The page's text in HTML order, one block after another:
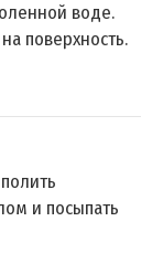
воде.
поверхность.
и посыпать